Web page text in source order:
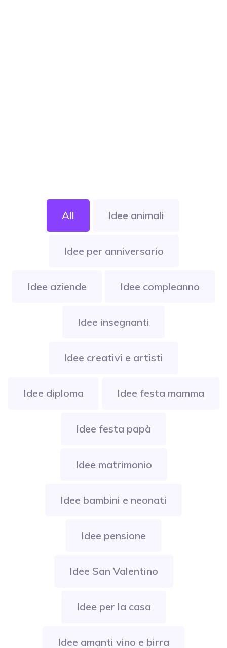
All Idee animali
Idee per anniversario
Idee aziende Idee compleanno
Idee insegnanti
Idee creativi e artisti
Idee diploma Idee festa mamma
Idee festa papà
Idee matrimonio
Idee bambini e neonati
Idee pensione
Idee San Valentino
Idee per la casa
Idee amanti vino e birra